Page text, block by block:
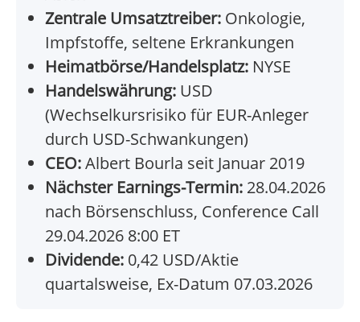
Zentrale Umsatztreiber: Onkologie,
Impfstoffe, seltene Erkrankungen
Heimatbörse/Handelsplatz: NYSE
Handelswährung: USD
(Wechselkursrisiko für EUR-Anleger
durch USD-Schwankungen)
CEO:Albert Bourla seit Januar 2019
Nächster Earnings-Termin: 28.04.2026
nach Börsenschluss, Conference Call
29.04.2026 8:00 ET
Dividende: 0,42 USD/Aktie
quartalsweise, Ex-Datum 07.03.2026